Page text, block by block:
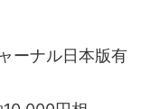
ーナル日本版有